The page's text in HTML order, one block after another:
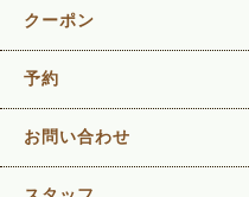
クーポン
予約
お問い合わせ